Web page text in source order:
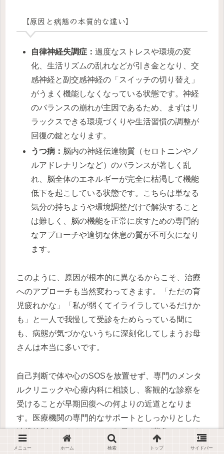
【原因と病態の本質的な違い】
自律神経失調症：過度なストレスや環境の変
化、生活リズムの乱れなどが引き金となり、交
感神経と副交感神経の「スイッチの切り替え」
がうまく機能しなくなっている状態です。神経
のバランスの崩れが主因であるため、まずはリ
ラックスできる環境づくりや生活習慣の調整が
回復の鍵となります。
うつ病： 脳内の神経伝達物質（セロトニンやノ
ルアドレナリンなど）のバランスが著しく乱
れ、脳全体のエネルギーが完全に枯渇して機能
低下を起こしている状態です。こちらは単なる
気分の持ちようや環境調整だけで解決すること
は難しく、脳の機能を正常に戻すための専門的
なアプローチや適切な休息の質が不可欠になり
ます。
このように、原因が根本的に異なるからこそ、治療
へのアプローチも当然変わってきます。「ただの育
児疲れかな」「私が弱くてイライラしているだけか
も」と一人で我慢して受診をためらっている間に
も、病態が気づかないうちに深刻化してしまうお母
さんは本当に多いです。
自己判断で体や心のSOSを放置せず、専門のメンタ
ルクリニックや心療内科に相談し、客観的な診察を
受けることが早期回復への何よりの近道となりま
す。医療機関の専門的なサポートとしっかりとした
連携体制をつくることで、お母さんが背負っている
目に見えない重荷をグッと軽くすることができます
メニュー ホーム 検索 トップ サイドバー